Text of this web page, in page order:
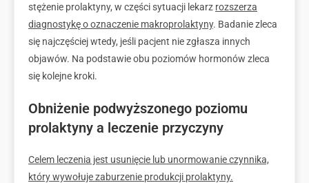
stężenie prolaktyny, w części sytuacji lekarz rozszerza
diagnostykę o oznaczenie makroprolaktyny. Badanie zleca
się najczęściej wtedy, jeśli pacjent nie zgłasza innych
objawów. Na podstawie obu poziomów hormonów zleca
się kolejne kroki.
Obniżenie podwyższonego poziomu
prolaktyny a leczenie przyczyny
Celem leczenia jest usunięcie lub unormowanie czynnika,
który wywołuje zaburzenie produkcji prolaktyny.